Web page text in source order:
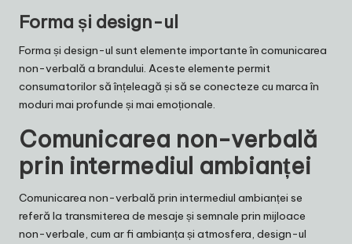
Forma și design-ul
Forma și design-ul sunt elemente importante în comunicarea
non-verbală a brandului. Aceste elemente permit
consumatorilor să înțeleagă și să se conecteze cu marca în
moduri mai profunde și mai emoționale.
Comunicarea non-verbală
prin intermediul ambianței
Comunicarea non-verbală prin intermediul ambianței se
referă la transmiterea de mesaje și semnale prin mijloace
non-verbale, cum ar fi ambianța și atmosfera, design-ul